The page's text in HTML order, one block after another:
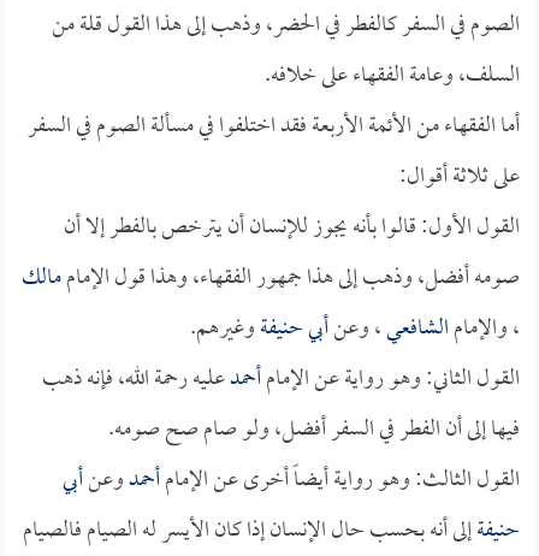
الصوم في السفر كالفطر في الحضر، وذهب إلى هذا القول قلة من
السلف، وعامة الفقهاء على خلافه.
أما الفقهاء من الأئمة الأربعة فقد اختلفوا في مسألة الصوم في السفر
على ثلاثة أقوال:
القول الأول: قالوا بأنه يجوز للإنسان أن يترخص بالفطر إلا أن
صومه أفضل، وذهب إلى هذا جمهور الفقهاء، وهذا قول الإماممالك
، والإمامالشافعي، وعنأبي حنيفةوغيرهم.
القول الثاني: وهو رواية عن الإمامأحمدعليه رحمة الله، فإنه ذهب
فيها إلى أن الفطر في السفر أفضل، ولو صام صح صومه.
القول الثالث: وهو رواية أيضاً أخرى عن الإمامأحمدوعنأبي
حنيفةإلى أنه بحسب حال الإنسان إذا كان الأيسر له الصيام فالصيام